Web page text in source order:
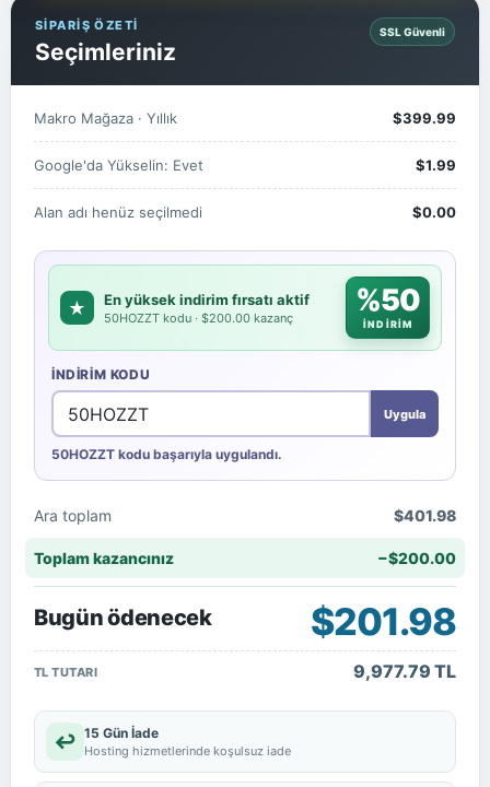
SİPARİŞ ÖZETİ
Seçimleriniz
SSL Güvenli
Makro Mağaza · Yıllık $399.99
Google'da Yükselin: Evet $1.99
Alan adı henüz seçilmedi $0.00
★ En yüksek indirim fırsatı aktif
50HOZZT kodu · $200.00 kazanç %50
İNDİRİM
İNDIRIM KODU
Uygula
50HOZZT kodu başarıyla uygulandı.
Ara toplam $401.98
Toplam kazancınız −$200.00
Bugün ödenecek $201.98
TL TUTARI 9,977.79 TL
↩ 15 Gün İade
Hosting hizmetlerinde koşulsuz iade